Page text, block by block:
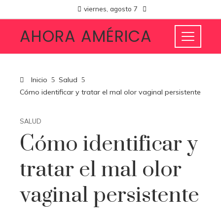
viernes, agosto 7
AHORA AMÉRICA
Inicio
Salud
Cómo identificar y tratar el mal olor vaginal persistente
SALUD
Cómo identificar y
tratar el mal olor
vaginal persistente